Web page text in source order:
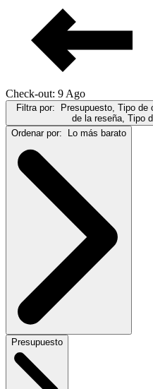
Check-out: 9 Ago
Filtra por:
Presupuesto, Tipo de
de la reseña, Tipo
Ordenar por:
Lo más barato
Presupuesto